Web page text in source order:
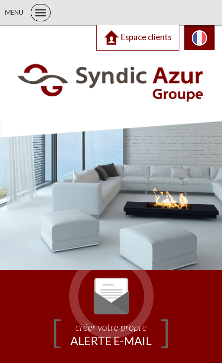
MENU
Espace clients
créer votre propre
ALERTE E-MAIL